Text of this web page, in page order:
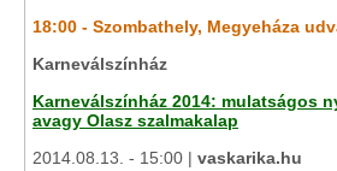
18:00 - Szombathely, Megyeháza
Karneválszínház
Karneválszínház 2014: mulatságos
avagy Olasz szalmakalap
2014.08.13. - 15:00 | vaskarika.hu